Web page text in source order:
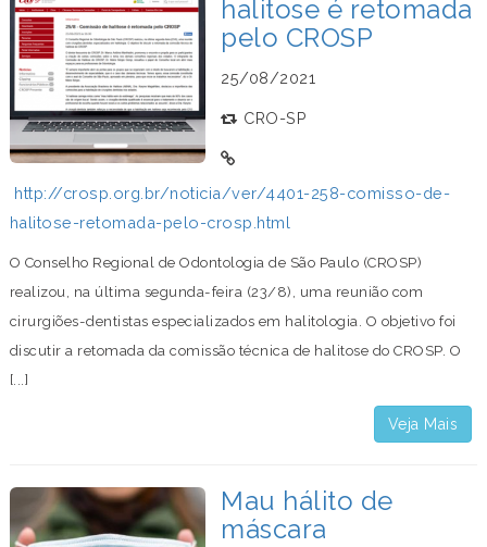
halitose é retomada
pelo CROSP
25/08/2021
CRO-SP
http://crosp.org.br/noticia/ver/4401-258-comisso-de-
halitose-retomada-pelo-crosp.html
O Conselho Regional de Odontologia de São Paulo (CROSP)
realizou, na última segunda-feira (23/8), uma reunião com
cirurgiões-dentistas especializados em halitologia. O objetivo foi
discutir a retomada da comissão técnica de halitose do CROSP. O
[...]
Veja Mais
Mau hálito de
máscara